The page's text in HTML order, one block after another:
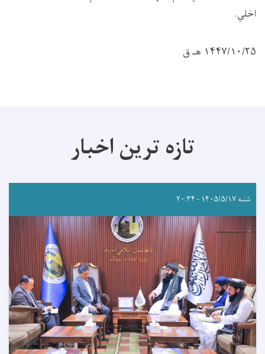
اخلي.
۱۴۴۷/۱۰/۲۵ هـ ق
تازه ترین اخبار
شنبه ۱۴۰۵/۵/۱۷ - ۲۰:۳۴